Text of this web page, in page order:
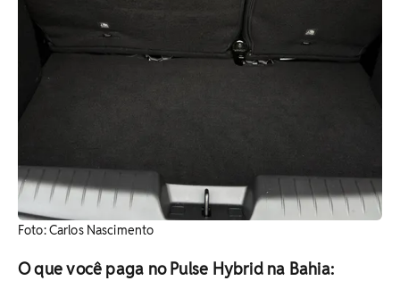
Foto: Carlos Nascimento
O que você paga no Pulse Hybrid na Bahia: